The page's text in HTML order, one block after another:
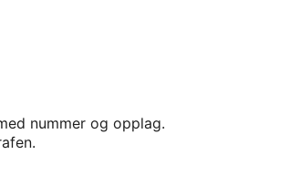
nummer og opplag.